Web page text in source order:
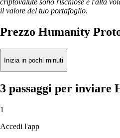
il valore del tuo portafoglio.
Prezzo Humanity
Inizia in pochi minuti
3 passaggi per inviare
1
Accedi l'app